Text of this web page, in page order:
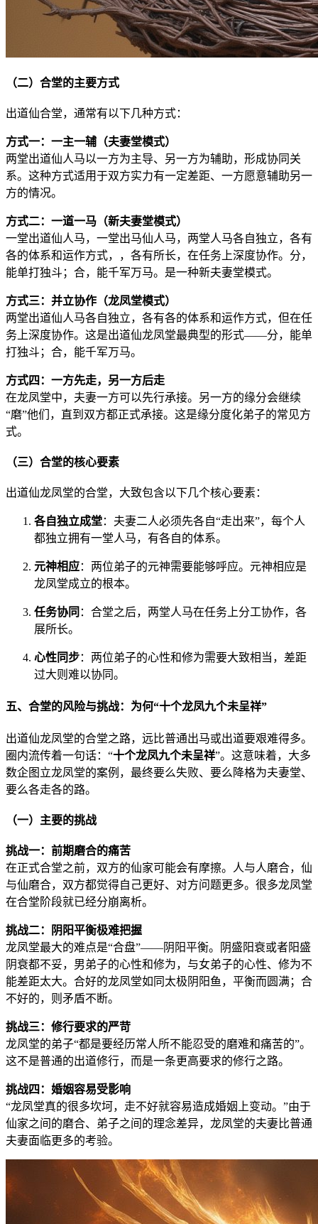
（二）合堂的主要方式
出道仙合堂，通常有以下几种方式：
方式一：一主一辅（夫妻堂模式）
两堂出道仙人马以一方为主导、另一方为辅助，形成协同关
系。这种方式适用于双方实力有一定差距、一方愿意辅助另一
方的情况。
方式二：一道一马（新夫妻堂模式）
一堂出道仙人马，一堂出马仙人马，两堂人马各自独立，各有
各的体系和运作方式，，各有所长，在任务上深度协作。分，
能单打独斗；合，能千军万马。是一种新夫妻堂模式。
方式三：并立协作（龙凤堂模式）
两堂出道仙人马各自独立，各有各的体系和运作方式，但在任
务上深度协作。这是出道仙龙凤堂最典型的形式——分，能单
打独斗；合，能千军万马。
方式四：一方先走，另一方后走
在龙凤堂中，夫妻一方可以先行承接。另一方的缘分会继续
“磨”他们，直到双方都正式承接。这是缘分度化弟子的常见方
式。
（三）合堂的核心要素
出道仙龙凤堂的合堂，大致包含以下几个核心要素：
各自独立成堂：夫妻二人必须先各自“走出来”，每个人
都独立拥有一堂人马，有各自的体系。
元神相应：两位弟子的元神需要能够呼应。元神相应是
龙凤堂成立的根本。
任务协同 ：合堂之后，两堂人马在任务上分工协作，各
展所长。
心性同步：两位弟子的心性和修为需要大致相当，差距
过大则难以协同。
五、合堂的风险与挑战：为何“十个龙凤九个未呈祥”
出道仙龙凤堂的合堂之路，远比普通出马或出道要艰难得多。
圈内流传着一句话：“十个龙凤九个未呈祥”。这意味着，大多
数企图立龙凤堂的案例，最终要么失败、要么降格为夫妻堂、
要么各走各的路。
（一）主要的挑战
挑战一：前期磨合的痛苦
在正式合堂之前，双方的仙家可能会有摩擦。人与人磨合，仙
与仙磨合，双方都觉得自己更好、对方问题更多。很多龙凤堂
在合堂阶段就已经分崩离析。
挑战二：阴阳平衡极难把握
龙凤堂最大的难点是“合盘”——阴阳平衡。阴盛阳衰或者阳盛
阴衰都不妥，男弟子的心性和修为，与女弟子的心性、修为不
能差距太大。合好的龙凤堂如同太极阴阳鱼，平衡而圆满；合
不好的，则矛盾不断。
挑战三：修行要求的严苛
龙凤堂的弟子“都是要经历常人所不能忍受的磨难和痛苦的”。
这不是普通的出道修行，而是一条更高要求的修行之路。
挑战四：婚姻容易受影响
“龙凤堂真的很多坎坷，走不好就容易造成婚姻上变动。”由于
仙家之间的磨合、弟子之间的理念差异，龙凤堂的夫妻比普通
夫妻面临更多的考验。